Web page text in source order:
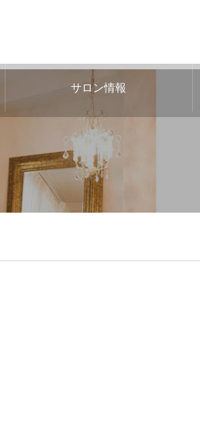
サロン情報